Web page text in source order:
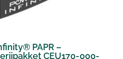
PAPR –
CEU170-000-